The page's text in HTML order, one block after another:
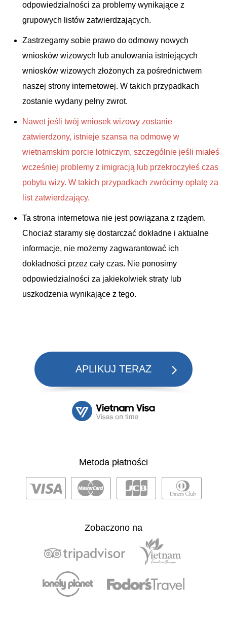
odpowiedzialności za problemy wynikające z
grupowych listów zatwierdzających.
Zastrzegamy sobie prawo do odmowy nowych
wniosków wizowych lub anulowania istniejących
wniosków wizowych złożonych za pośrednictwem
naszej strony internetowej. W takich przypadkach
zostanie wydany pełny zwrot.
Nawet jeśli twój wniosek wizowy zostanie
zatwierdzony, istnieje szansa na odmowę w
wietnamskim porcie lotniczym, szczególnie jeśli miałeś
wcześniej problemy z imigracją lub przekroczyłeś czas
pobytu wizy. W takich przypadkach zwrócimy opłatę za
list zatwierdzający.
Ta strona internetowa nie jest powiązana z rządem.
Chociaż staramy się dostarczać dokładne i aktualne
informacje, nie możemy zagwarantować ich
dokładności przez cały czas. Nie ponosimy
odpowiedzialności za jakiekolwiek straty lub
uszkodzenia wynikające z tego.
APLIKUJ TERAZ
Metoda płatności
Zobaczono na